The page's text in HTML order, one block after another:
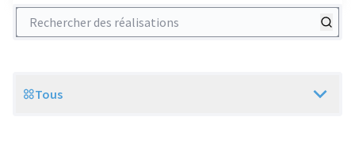
Rechercher des réalisations
Scope
Tous